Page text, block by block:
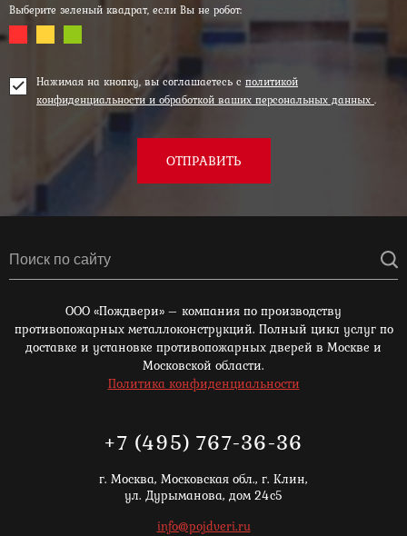
Выберите зеленый квадрат, если Вы не робот:
Нажимая на кнопку, вы соглашаетесь с политикой
конфиденциальности и обработкой ваших персональных данных .
ОТПРАВИТЬ
ООО «Пождвери» – компания по производству
противопожарных металлоконструкций. Полный цикл услуг по
доставке и установке противопожарных дверей в Москве и
Московской области.
Политика конфиденциальности
+7 (495) 767-36-36
г. Москва, Московская обл., г. Клин,
ул. Дурыманова, дом 24с5
info@pojdveri.ru